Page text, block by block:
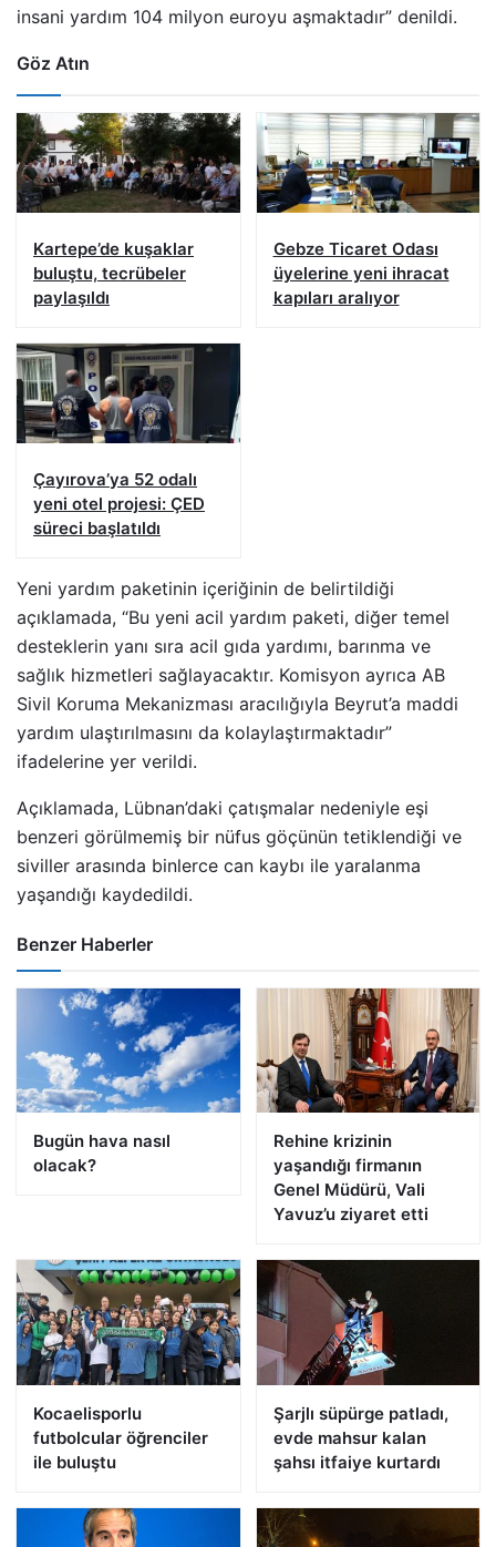
insani yardım 104 milyon euroyu aşmaktadır” denildi.
Göz Atın
Kartepe’de kuşaklar
buluştu, tecrübeler
paylaşıldı
Gebze Ticaret Odası
üyelerine yeni ihracat
kapıları aralıyor
Çayırova’ya 52 odalı
yeni otel projesi: ÇED
süreci başlatıldı
Yeni yardım paketinin içeriğinin de belirtildiği
açıklamada, “Bu yeni acil yardım paketi, diğer temel
desteklerin yanı sıra acil gıda yardımı, barınma ve
sağlık hizmetleri sağlayacaktır. Komisyon ayrıca AB
Sivil Koruma Mekanizması aracılığıyla Beyrut’a maddi
yardım ulaştırılmasını da kolaylaştırmaktadır”
ifadelerine yer verildi.
Açıklamada, Lübnan’daki çatışmalar nedeniyle eşi
benzeri görülmemiş bir nüfus göçünün tetiklendiği ve
siviller arasında binlerce can kaybı ile yaralanma
yaşandığı kaydedildi.
Benzer Haberler
Bugün hava nasıl
olacak?
Rehine krizinin
yaşandığı firmanın
Genel Müdürü, Vali
Yavuz’u ziyaret etti
Kocaelisporlu
futbolcular öğrenciler
ile buluştu
Şarjlı süpürge patladı,
evde mahsur kalan
şahsı itfaiye kurtardı